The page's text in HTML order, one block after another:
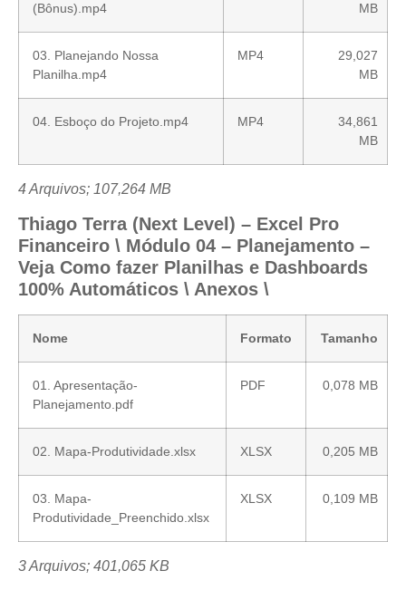
(Bônus).mp4 MB
03. Planejando Nossa
Planilha.mp4
MP4
29,027
MB
04. Esboço do Projeto.mp4 MP4
34,861
MB
4 Arquivos; 107,264 MB
Thiago Terra (Next Level) – Excel Pro
Financeiro \ Módulo 04 – Planejamento –
Veja Como fazer Planilhas e Dashboards
100% Automáticos \ Anexos \
Nome Formato Tamanho
01. Apresentação-
Planejamento.pdf
PDF 0,078 MB
02. Mapa-Produtividade.xlsx XLSX 0,205 MB
03. Mapa-
Produtividade_Preenchido.xlsx
XLSX 0,109 MB
3 Arquivos; 401,065 KB